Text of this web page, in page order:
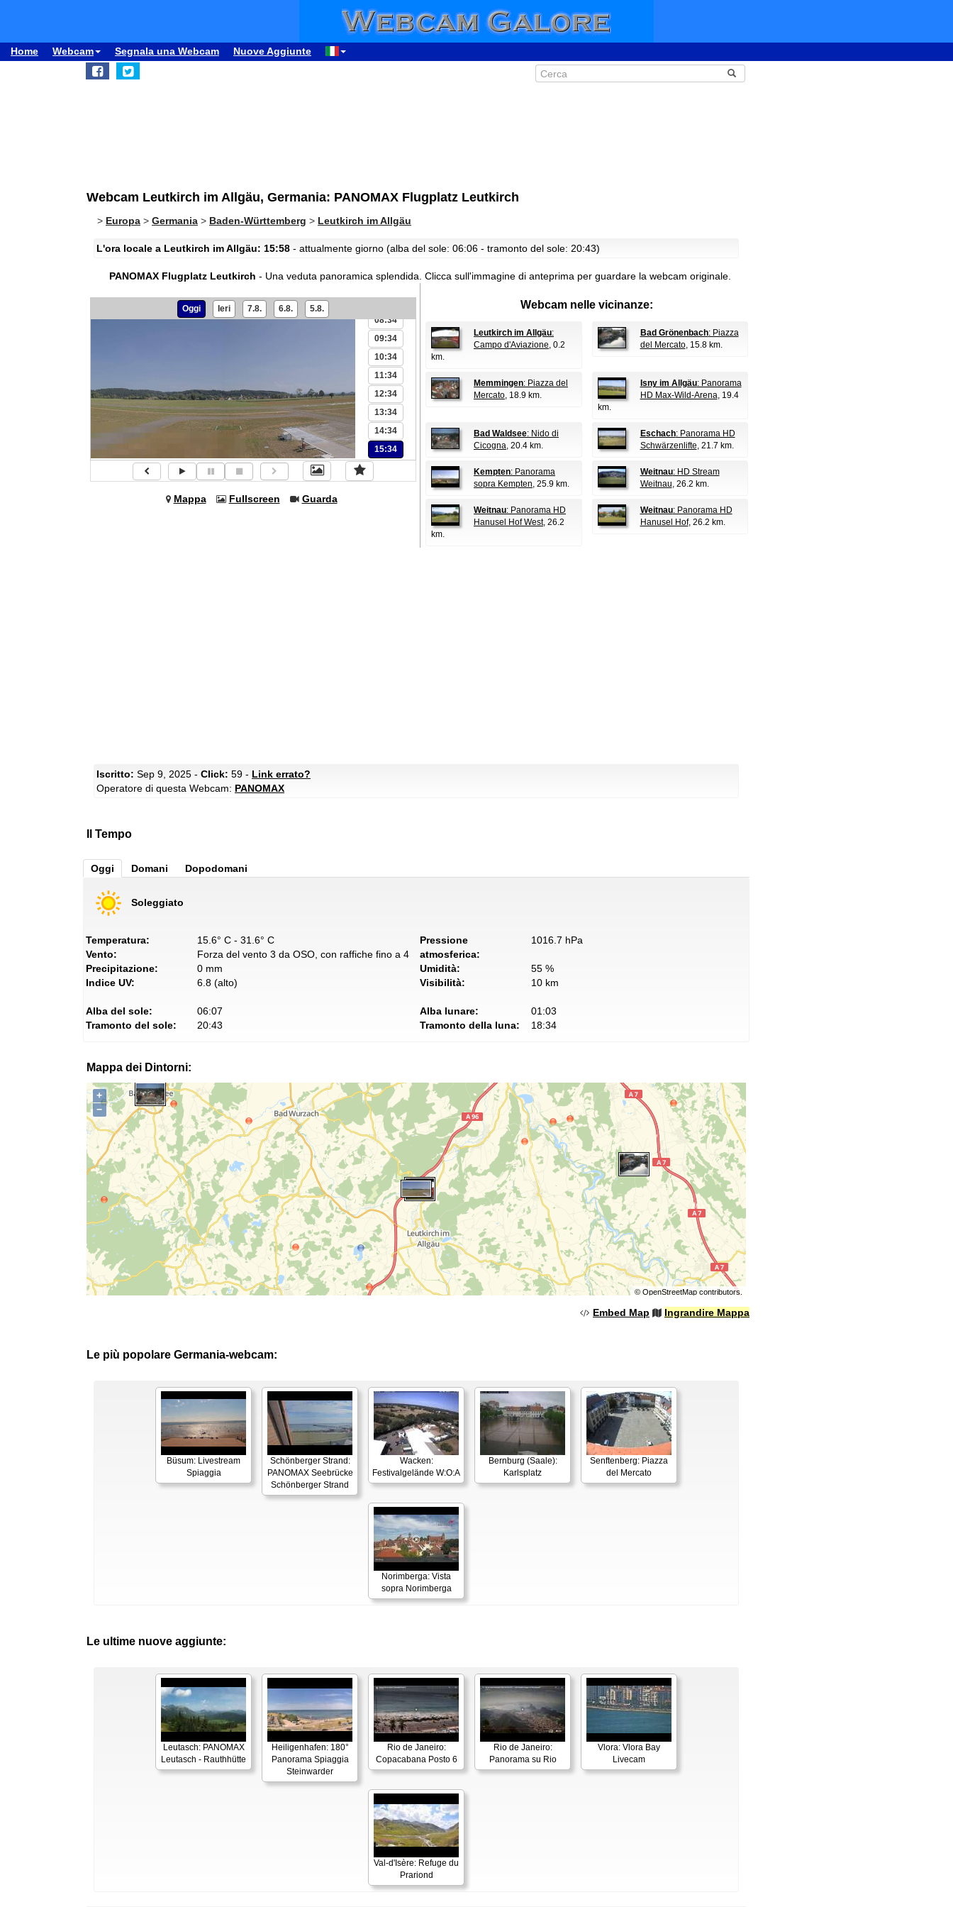
Home Webcam Segnala una Webcam Nuove Aggiunte
Webcam Leutkirch im Allgäu, Germania: PANOMAX Flugplatz Leutkirch
> Europa > Germania > Baden-Württemberg > Leutkirch im Allgäu
L'ora locale a Leutkirch im Allgäu: 15:58 - attualmente giorno (alba del sole: 06:06 - tramonto del sole: 20:43)
PANOMAX Flugplatz Leutkirch - Una veduta panoramica splendida. Clicca sull'immagine di anteprima per guardare la webcam originale.
Oggi Ieri 7.8. 6.8. 5.8.
06:34
08:34
09:34
10:34
11:34
12:34
13:34
14:34
15:34
Mappa Fullscreen Guarda
Webcam nelle vicinanze:
Leutkirch im Allgäu:
Campo d'Aviazione, 0.2
km.
Bad Grönenbach: Piazza
del Mercato, 15.8 km.
Memmingen: Piazza del
Mercato, 18.9 km.
Isny im Allgäu: Panorama
HD Max-Wild-Arena, 19.4
km.
Bad Waldsee: Nido di
Cicogna, 20.4 km.
Eschach: Panorama HD
Schwärzenlifte, 21.7 km.
Kempten: Panorama
sopra Kempten, 25.9 km.
Weitnau: HD Stream
Weitnau, 26.2 km.
Weitnau: Panorama HD
Hanusel Hof West, 26.2
km.
Weitnau: Panorama HD
Hanusel Hof, 26.2 km.
Iscritto: Sep 9, 2025 - Click: 59 - Link errato?
Operatore di questa Webcam: PANOMAX
Il Tempo
Oggi Domani Dopodomani
Soleggiato
Temperatura:
15.6° C - 31.6° C
Vento:
Forza del vento 3 da OSO, con raffiche fino a 4
Precipitazione:
0 mm
Indice UV:
6.8 (alto)
Pressione
atmosferica:
1016.7 hPa
Umidità:
55 %
Visibilità:
10 km
Alba del sole:
06:07
Tramonto del sole:
20:43
Alba lunare:
01:03
Tramonto della luna:
18:34
Mappa dei Dintorni:
+
−
© OpenStreetMapcontributors.
Embed Map Ingrandire Mappa
Le più popolare Germania-webcam:
Büsum: Livestream
Spiaggia
Schönberger Strand:
PANOMAX Seebrücke
Schönberger Strand
Wacken:
Festivalgelände W:O:A
Bernburg (Saale):
Karlsplatz
Senftenberg: Piazza
del Mercato
Norimberga: Vista
sopra Norimberga
Le ultime nuove aggiunte:
Leutasch: PANOMAX
Leutasch - Rauthhütte
Heiligenhafen: 180°
Panorama Spiaggia
Steinwarder
Rio de Janeiro:
Copacabana Posto 6
Rio de Janeiro:
Panorama su Rio
Vlora: Vlora Bay
Livecam
Val-d'Isère: Refuge du
Prariond